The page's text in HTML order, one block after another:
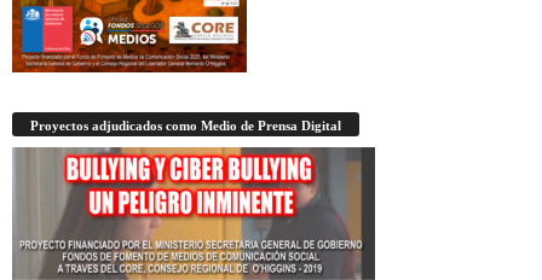
Proyectos adjudicados como Medio de Prensa Digital